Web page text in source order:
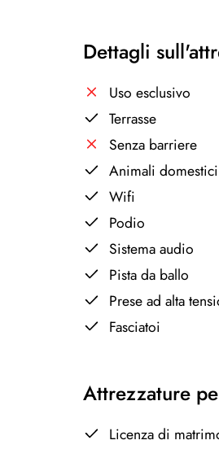
Dettagli
Uso esclusivo
Terrasse
Senza barriere
Animali
Wifi
Podio
Sistema audio
Pista da ballo
Prese ad alta
Fasciatoi
Attrezzature
Licenza di